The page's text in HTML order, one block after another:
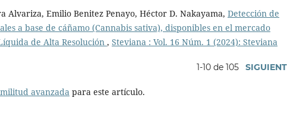
Alvariza, Emilio Benitez Penayo, Héctor D. Nakayama, Detección de
a base de cáñamo (Cannabis sativa), disponibles en el mercado
de Alta Resolución , Steviana : Vol. 16 Núm. 1 (2024): Steviana
1-10 de 105
avanzada para este artículo.